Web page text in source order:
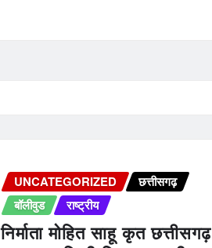
UNCATEGORIZED
छत्तीसगढ़
बॉलीवुड
राष्ट्रीय
निर्माता मोहित साहू कृत छत्तीसगढ़